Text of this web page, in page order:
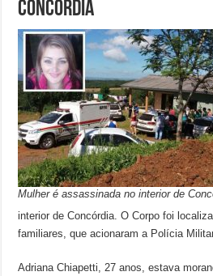
Concórdia
Mulher é assassinada no interior de
interior de Concórdia. O Corpo foi
familiares, que acionaram a Polícia
Adriana Chiapetti, 27 anos, estava